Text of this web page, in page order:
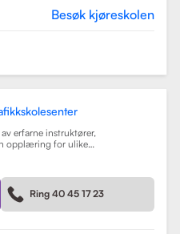
Besøk kjøreskolen
erfarne instruktører,
opplæring for ulike
grunnkurs og
Skolen er kjent for sin
tilpasning til elevenes
gjør
Ring 40 45 17 23